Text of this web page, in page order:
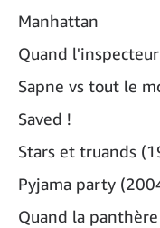
Manhattan
Quand
Sapne vs tout le
Saved !
Stars et truands
Pyjama party
Quand la